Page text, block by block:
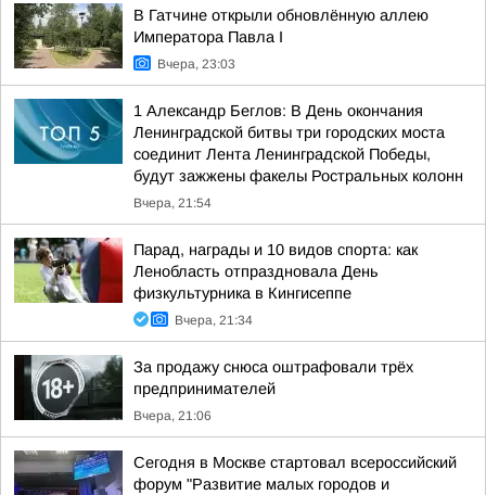
В Гатчине открыли обновлённую аллею
Императора Павла I
Вчера, 23:03
1 Александр Беглов: В День окончания
Ленинградской битвы три городских моста
соединит Лента Ленинградской Победы,
будут зажжены факелы Ростральных колонн
Вчера, 21:54
Парад, награды и 10 видов спорта: как
Ленобласть отпраздновала День
физкультурника в Кингисеппе
Вчера, 21:34
За продажу снюса оштрафовали трёх
предпринимателей
Вчера, 21:06
Сегодня в Москве стартовал всероссийский
форум "Развитие малых городов и